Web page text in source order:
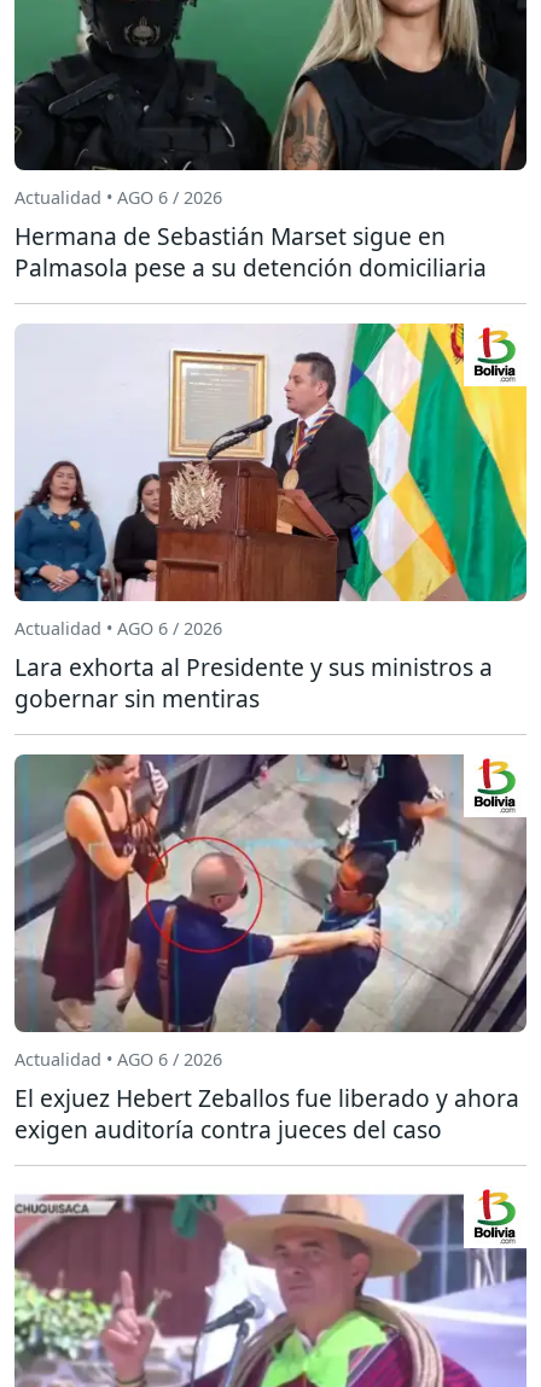
Actualidad • AGO 6 / 2026
Hermana de Sebastián Marset sigue en
Palmasola pese a su detención domiciliaria
Actualidad • AGO 6 / 2026
Lara exhorta al Presidente y sus ministros a
gobernar sin mentiras
Actualidad • AGO 6 / 2026
El exjuez Hebert Zeballos fue liberado y ahora
exigen auditoría contra jueces del caso